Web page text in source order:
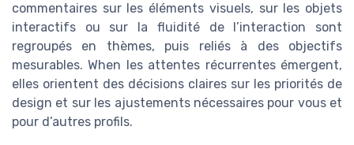
commentaires sur les éléments visuels, sur les objets
interactifs ou sur la fluidité de l’interaction sont
regroupés en thèmes, puis reliés à des objectifs
mesurables. When les attentes récurrentes émergent,
elles orientent des décisions claires sur les priorités de
design et sur les ajustements nécessaires pour vous et
pour d’autres profils.